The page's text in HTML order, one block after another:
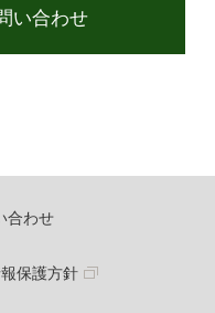
い合わせ
合わせ
保護方針